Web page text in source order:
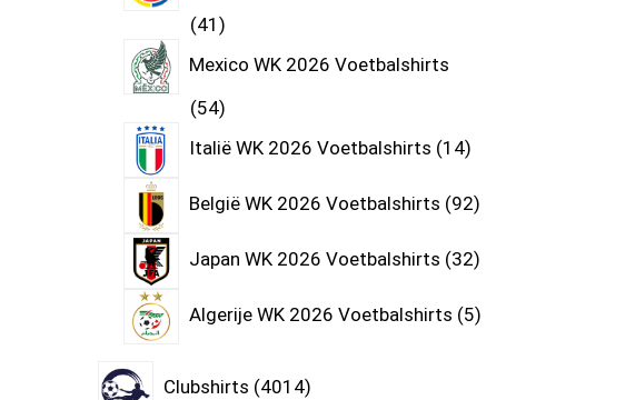
41
Mexico WK 2026 Voetbalshirts
54
Italië WK 2026 Voetbalshirts 14
België WK 2026 Voetbalshirts 92
Japan WK 2026 Voetbalshirts 32
Algerije WK 2026 Voetbalshirts 5
Clubshirts 4014